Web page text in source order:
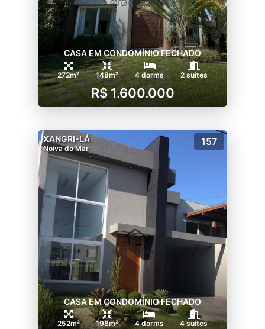
CASA EM CONDOMÍNIO FECHADO
272m² 148m² 4 dorms 2 suítes
R$ 1.600.000
XANGRI-LÁ
Noiva do Mar
157
CASA EM CONDOMÍNIO FECHADO
252m² 198m² 4 dorms 4 suítes